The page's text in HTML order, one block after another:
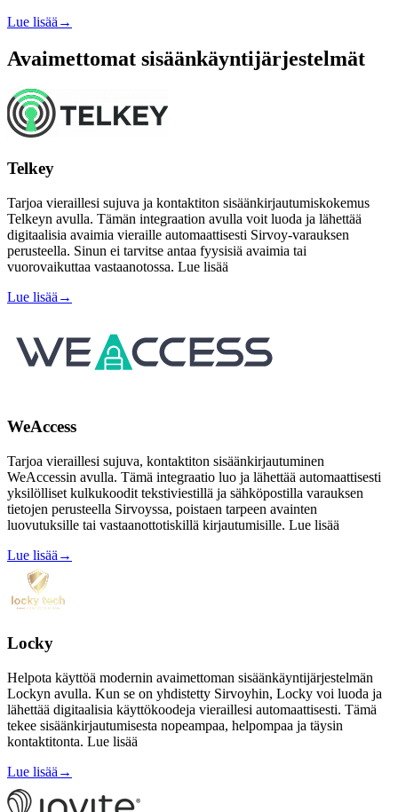
Lue lisää →
Avaimettomat sisäänkäyntijärjestelmät
Telkey
Tarjoa vieraillesi sujuva ja kontaktiton sisäänkirjautumiskokemus
Telkeyn avulla. Tämän integraation avulla voit luoda ja lähettää
digitaalisia avaimia vieraille automaattisesti Sirvoy-varauksen
perusteella. Sinun ei tarvitse antaa fyysisiä avaimia tai
vuorovaikuttaa vastaanotossa. Lue lisää
Lue lisää →
WeAccess
Tarjoa vieraillesi sujuva, kontaktiton sisäänkirjautuminen
WeAccessin avulla. Tämä integraatio luo ja lähettää automaattisesti
yksilölliset kulkukoodit tekstiviestillä ja sähköpostilla varauksen
tietojen perusteella Sirvoyssa, poistaen tarpeen avainten
luovutuksille tai vastaanottotiskillä kirjautumisille. Lue lisää
Lue lisää →
Locky
Helpota käyttöä modernin avaimettoman sisäänkäyntijärjestelmän
Lockyn avulla. Kun se on yhdistetty Sirvoyhin, Locky voi luoda ja
lähettää digitaalisia käyttökoodeja vieraillesi automaattisesti. Tämä
tekee sisäänkirjautumisesta nopeampaa, helpompaa ja täysin
kontaktitonta. Lue lisää
Lue lisää →